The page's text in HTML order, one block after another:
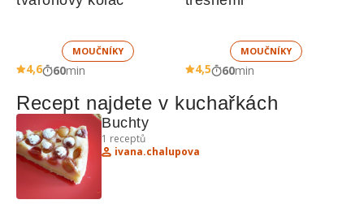
MOUČNÍKY
4,6 60min
MOUČNÍKY
4,5 60min
Recept najdete v kuchařkách
Buchty
1 receptů
ivana.chalupova